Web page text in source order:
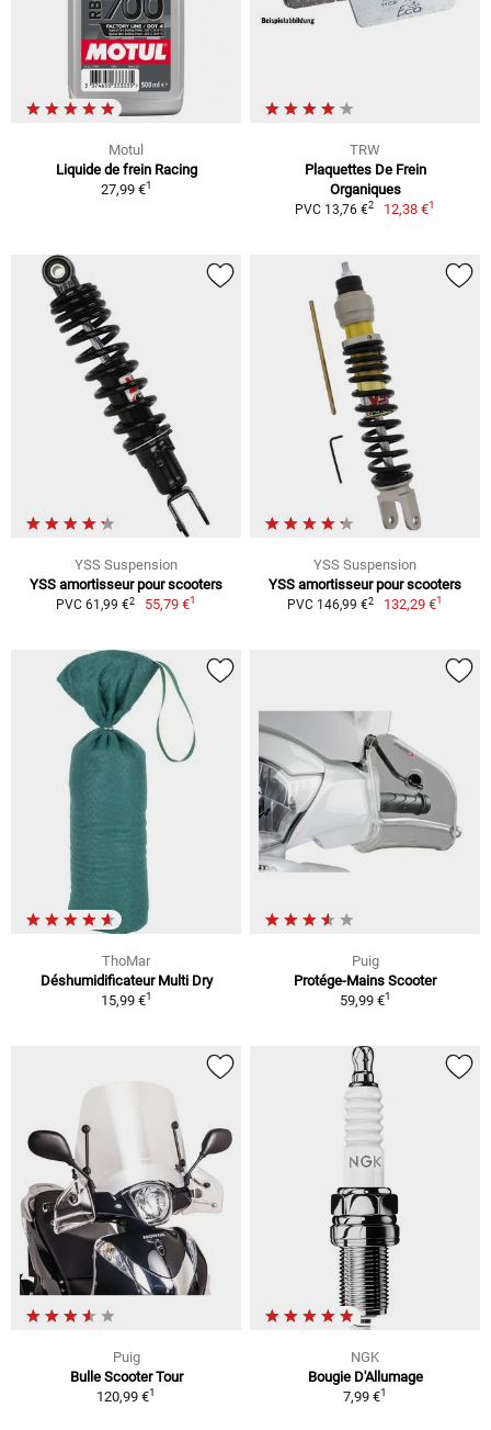
Motul
Liquide de frein Racing
27,99 €1
TRW
Plaquettes De Frein
Organiques
PVC 13,76 €2 12,38 €1
YSS Suspension
YSS amortisseur pour scooters
PVC 61,99 €2 55,79 €1
YSS Suspension
YSS amortisseur pour scooters
PVC 146,99 €2 132,29 €1
ThoMar
Déshumidificateur Multi Dry
15,99 €1
Puig
Protége-Mains Scooter
59,99 €1
Puig
Bulle Scooter Tour
120,99 €1
NGK
Bougie D'Allumage
7,99 €1